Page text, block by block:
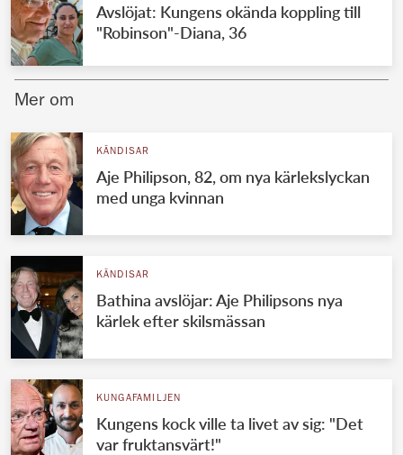
Marockanska kungahuset
Avslöjat: Kungens okända koppling till
"Robinson"-Diana, 36
Mer om
KÄNDISAR
Aje Philipson, 82, om nya kärlekslyckan
med unga kvinnan
KÄNDISAR
Bathina avslöjar: Aje Philipsons nya
kärlek efter skilsmässan
KUNGAFAMILJEN
Kungens kock ville ta livet av sig: "Det
var fruktansvärt!"